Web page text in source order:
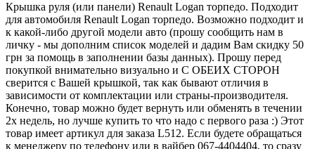
Крышка руля (или панели) Renault Logan торпедо. Подходит
для автомобиля Renault Logan торпедо. Возможно подходит и
к какой-либо другой модели авто (прошу сообщить нам в
личку - мы дополним список моделей и дадим Вам скидку 50
грн за помощь в заполнении базы данных). Прошу перед
покупкой внимательно визуально и С ОБЕИХ СТОРОН
сверится с Вашей крышкой, так как бывают отличия в
зависимости от комплектации или страны-производителя.
Конечно, товар можно будет вернуть или обменять в течении
2х недель, но лучше купить то что надо с первого раза :) Этот
товар имеет артикул для заказа L512. Если будете обращаться
к менеджеру по телефону или в вайбер 067-4404404, то сразу